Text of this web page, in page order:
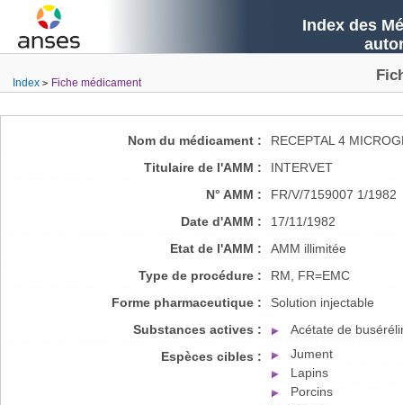
Index des
Index Fiche médicament
Nom du médicament :
RECEPTAL 4
Titulaire de l'AMM :
INTERVET
N° AMM :
FR/V/7159007 1/1982
Date d'AMM :
17/11/1982
Etat de l'AMM :
AMM illimitée
Type de procédure :
RM, FR=EMC
Forme pharmaceutique :
Solution injectable
Substances actives :
Acétate de
Espèces cibles :
Jument
Lapins
Porcins